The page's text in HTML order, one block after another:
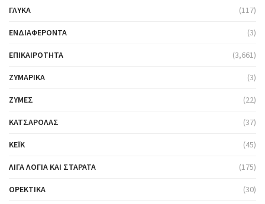
ΓΛΥΚΆ (117)
ΕΝΔΙΑΦΈΡΟΝΤΑ (3)
ΕΠΙΚΑΙΡΌΤΗΤΑ (3,661)
ΖΥΜΑΡΙΚΆ (3)
ΖΎΜΕΣ (22)
ΚΑΤΣΑΡΌΛΑΣ (37)
ΚΈΙΚ (45)
ΛΊΓΑ ΛΌΓΙΑ ΚΑΙ ΣΤΑΡΆΤΑ (175)
ΟΡΕΚΤΙΚΆ (30)